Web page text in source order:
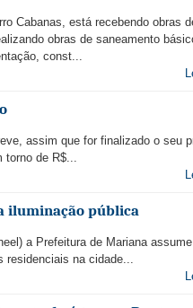
Cabanas, está recebendo obras
obras de saneamento
const...
assim que for finalizado o seu
torno de R$...
iluminação pública
a Prefeitura de Mariana
residenciais na cidade...